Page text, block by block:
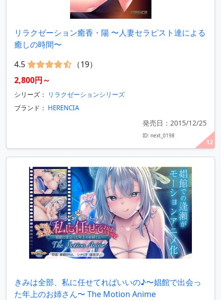
12
リラクゼーション癒香・陽 〜人妻セラピスト達による
癒しの時間〜
4.5
（19）
2,800円～
シリーズ：
リラクゼーションシリーズ
ブランド： HERENCIA
発売日：2015/12/25
ID: next_0198
きみは全部、私に任せてればいいの♪〜娼館で出会っ
た年上のお姉さん〜 The Motion Anime